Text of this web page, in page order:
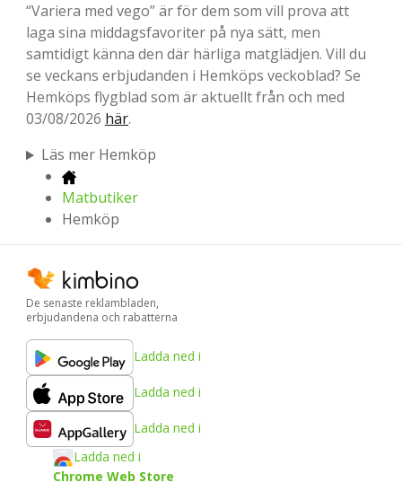
“Variera med vego” är för dem som vill prova att
laga sina middagsfavoriter på nya sätt, men
samtidigt känna den där härliga matglädjen. Vill du
se veckans erbjudanden i Hemköps veckoblad? Se
Hemköps flygblad som är aktuellt från och med
03/08/2026 här.
Läs mer Hemköp
Matbutiker
Hemköp
De senaste reklambladen,
erbjudandena och rabatterna
Ladda ned i
Ladda ned i
Ladda ned i
Ladda ned i
Chrome Web Store